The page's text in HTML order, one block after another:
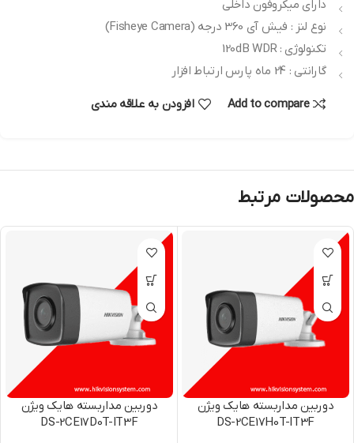
دارای میکروفون داخلی
نوع لنز : فیش آی 360 درجه (Fisheye Camera)
تکنولوژی : 120dB WDR
گارانتی : 24 ماه پارس ارتباط افزار
Add to compare افزودن به علاقه مندی
محصولات مرتبط
دوربین مداربسته هایک ویژن
DS-2CE17H0T-IT3F
دوربین مداربسته هایک ویژن
DS-2CE17D0T-IT3F